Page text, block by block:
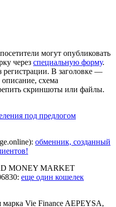
могут опубликовать
через специальную форму.
регистрации. В заголовке —
схема
скриншоты или файлы.
под предлогом
обменник, созданный
MONEY MARKET
еще один кошелек
марка Vie Finance AEPEYSA,